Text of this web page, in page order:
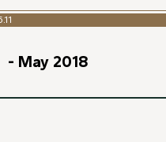
- May 2018